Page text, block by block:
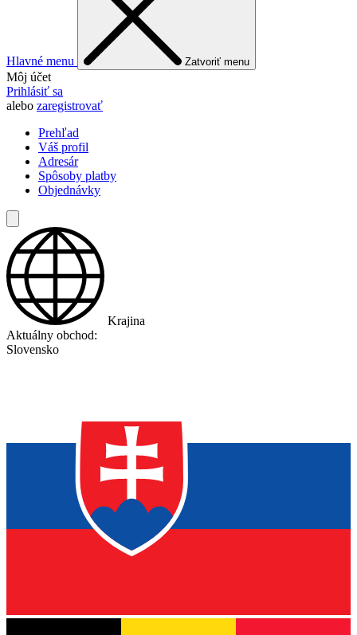
Hlavné menu Zatvoriť menu
Môj účet
Prihlásiť sa
alebo zaregistrovať
Prehľad
Váš profil
Adresár
Spôsoby platby
Objednávky
Krajina
Aktuálny obchod:
Slovensko